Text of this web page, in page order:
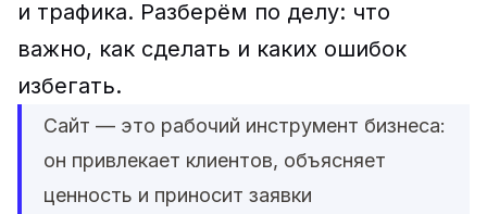
и трафика. Разберём по делу: что
важно, как сделать и каких ошибок
избегать.
Сайт — это рабочий инструмент бизнеса:
он привлекает клиентов, объясняет
ценность и приносит заявки